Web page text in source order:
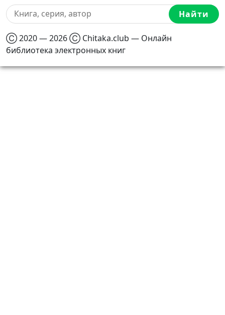
Найти
Ⓒ 2020 — 2026 Ⓒ Chitaka.club — Онлайн
библиотека электронных книг